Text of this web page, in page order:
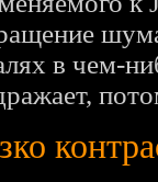
в чем-